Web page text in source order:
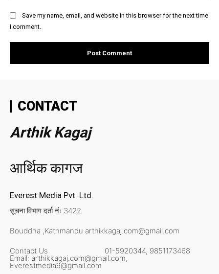
Save my name, email, and website in this browser for the next time
I comment.
CONTACT
Arthik Kagaj
आर्थिक कागज
Everest Media Pvt. Ltd.
सूचना विभाग दर्ता नंः 3422
Bouddha ,Kathmandu arthikkagaj.com@gmail.com
Contact Us 01-5920344, 9851173468
Email: arthikkagaj.com@gmail.com,
Everestmedia9@gmail.com